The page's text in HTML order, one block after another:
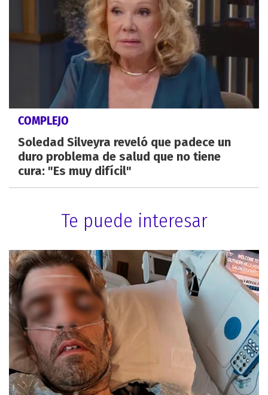
COMPLEJO
Soledad Silveyra reveló que padece un
duro problema de salud que no tiene
cura: "Es muy difícil"
Te puede interesar